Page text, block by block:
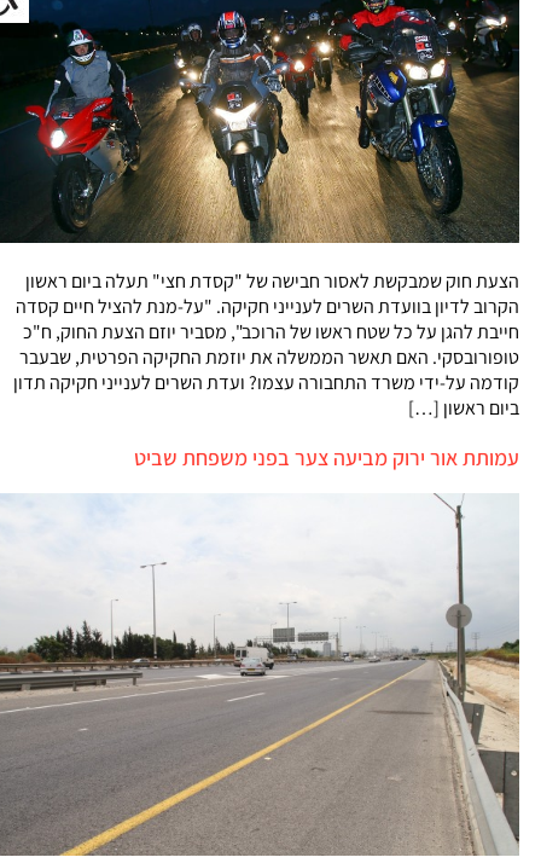
הצעת חוק שמבקשת לאסור חבישה של "קסדת חצי" תעלה ביום ראשון
הקרוב לדיון בוועדת השרים לענייני חקיקה. "על-מנת להציל חיים קסדה
חייבת להגן על כל שטח ראשו של הרוכב", מסביר יוזם הצעת החוק, ח"כ
טופורובסקי. האם תאשר הממשלה את יוזמת החקיקה הפרטית, שבעבר
קודמה על-ידי משרד התחבורה עצמו? ועדת השרים לענייני חקיקה תדון
ביום ראשון […]
עמותת אור ירוק מביעה צער בפני משפחת שביט